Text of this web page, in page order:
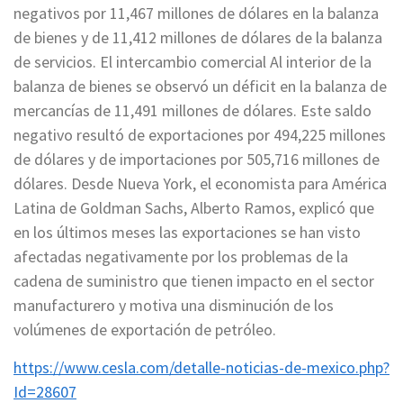
negativos por 11,467 millones de dólares en la balanza
de bienes y de 11,412 millones de dólares de la balanza
de servicios. El intercambio comercial Al interior de la
balanza de bienes se observó un déficit en la balanza de
mercancías de 11,491 millones de dólares. Este saldo
negativo resultó de exportaciones por 494,225 millones
de dólares y de importaciones por 505,716 millones de
dólares. Desde Nueva York, el economista para América
Latina de Goldman Sachs, Alberto Ramos, explicó que
en los últimos meses las exportaciones se han visto
afectadas negativamente por los problemas de la
cadena de suministro que tienen impacto en el sector
manufacturero y motiva una disminución de los
volúmenes de exportación de petróleo.
https://www.cesla.com/detalle-noticias-de-mexico.php?
Id=28607